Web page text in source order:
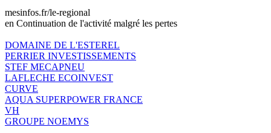
mesinfos.fr/le-regional
en Continuation de l'activité malgré les pertes
DOMAINE DE L'ESTEREL
PERRIER INVESTISSEMENTS
STEF MECAPNEU
LAFLECHE ECOINVEST
CURVE
AQUA SUPERPOWER FRANCE
VH
GROUPE NOEMYS